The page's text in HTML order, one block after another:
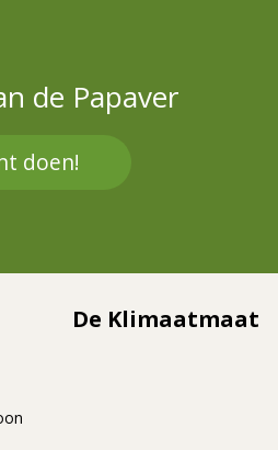
de Papaver
doen!
De Klimaatmaat